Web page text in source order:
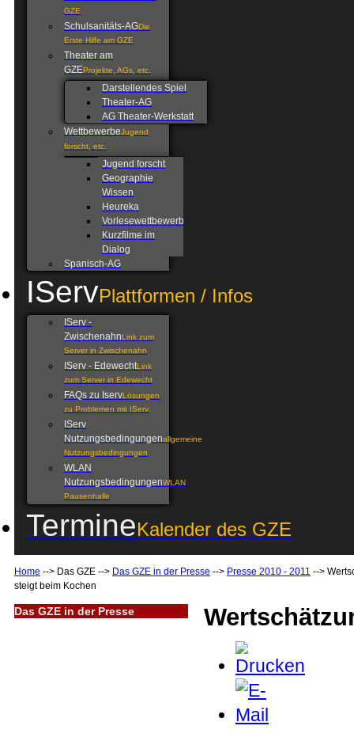
GZE
Schulsanitäts-AGDie
Erste Hilfe am GZE
Theater am
GZEProjekte, AGs, etc.
Darstellendes Spiel
Theater-AG
AG Theater-Werkstatt
WettbewerbeJugend
forscht, etc.
Jugend forscht
Geographie
Wissen
Heureka
Vorlesewettbewerb
Kurzfilme im
Dialog
Spanisch-AG
IServPlattformen / Infos
IServ -
ZwischenahnLink zum
Server in Zwischenahn
IServ - EdewechtLink
zum Server in Edewecht
FAQs zu IservLösungen
zu Problemen mit IServ
IServ
Nutzungsbedingungenallgemeine
Nutzungsbedingungen
WLAN
NutzungsbedingungenWLAN
Pausenhalle
TermineKalender des GZE
Home --> Das GZE --> Das GZE in der Presse --> Presse 2010 - 2011 -->
steigt beim Kochen
Das GZE in der Presse